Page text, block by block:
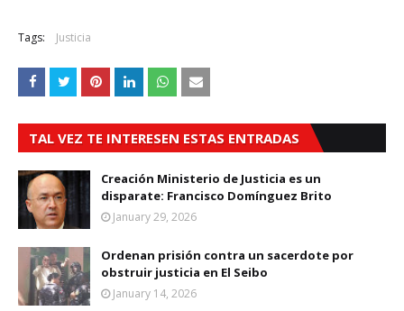
Tags: Justicia
TAL VEZ TE INTERESEN ESTAS ENTRADAS
Creación Ministerio de Justicia es un
disparate: Francisco Domínguez Brito
January 29, 2026
Ordenan prisión contra un sacerdote por
obstruir justicia en El Seibo
January 14, 2026